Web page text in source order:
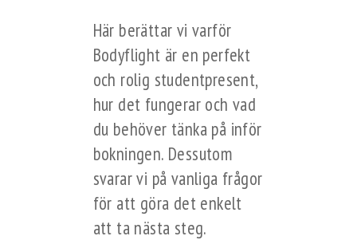
Här berättar vi varför
Bodyflight är en perfekt
och rolig studentpresent,
hur det fungerar och vad
du behöver tänka på inför
bokningen. Dessutom
svarar vi på vanliga frågor
för att göra det enkelt
att ta nästa steg.